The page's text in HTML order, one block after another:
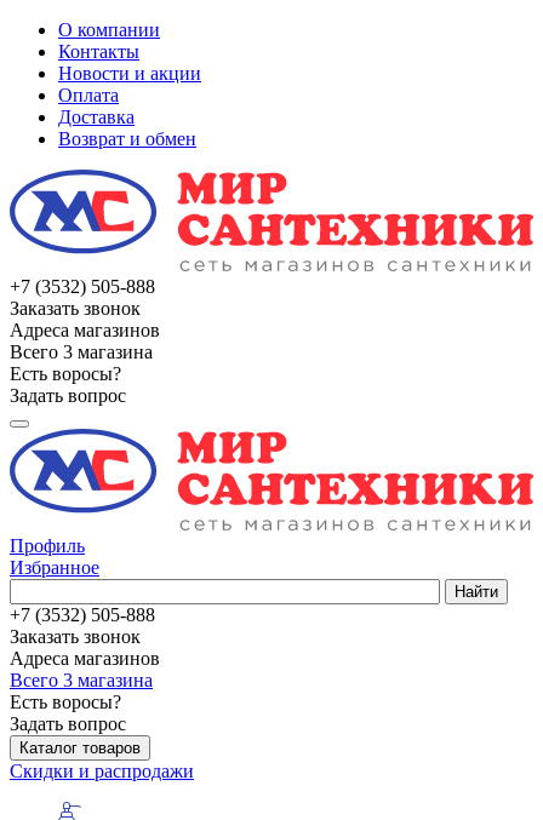
О компании
Контакты
Новости и акции
Оплата
Доставка
Возврат и обмен
+7 (3532) 505-888
Заказать звонок
Адреса магазинов
Всего 3 магазина
Есть воросы?
Задать вопрос
Профиль
Избранное
Найти
+7 (3532) 505-888
Заказать звонок
Адреса магазинов
Всего 3 магазина
Есть воросы?
Задать вопрос
Каталог товаров
Скидки и распродажи